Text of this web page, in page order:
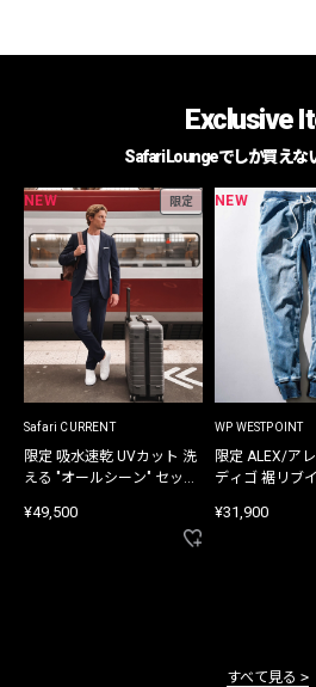
Exclusive
Safari Loungeでしか買えな
NEW 限定
Safari CURRENT
限定 吸水速乾 UVカット 洗
える "オールシーン" セット
¥49,500
NEW
WP WESTPOINT
限定 ALEX/ア
ディゴ 裾リブ
¥31,900
すべて見る